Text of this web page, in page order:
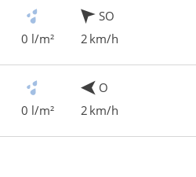
0 l/m²
SO
2 km/h
0 l/m²
O
2 km/h